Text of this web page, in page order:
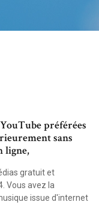
préférées
sans
ligne,
gratuit et
Vous avez la
issue d'internet